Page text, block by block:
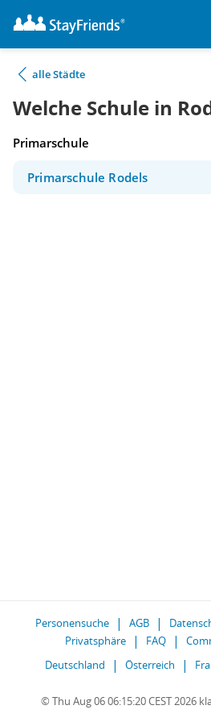
alle Städte
Welche Schule in
Primarschule
Primarschule Rodels
Personensuche AGB
Privatsphäre
FAQ
Deutschland
Österreich
© Thu Aug 06 06:15:20 CEST 2026